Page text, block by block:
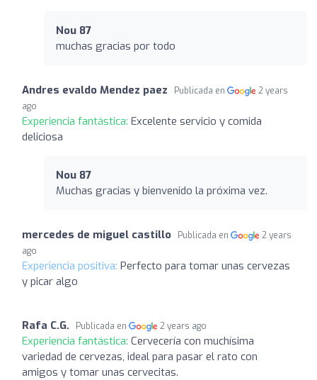
Nou 87
muchas gracias por todo
Andres evaldo Mendez paez Publicada en
2 years
ago
Experiencia fantástica: Excelente servicio y comida
deliciosa
Nou 87
Muchas gracias y bienvenido la próxima vez.
mercedes de miguel castillo Publicada en
2 years
ago
Experiencia positiva: Perfecto para tomar unas cervezas
y picar algo
Rafa C.G. Publicada en 2 years ago
Experiencia fantástica: Cervecería con muchísima
variedad de cervezas, ideal para pasar el rato con
amigos y tomar unas cervecitas.